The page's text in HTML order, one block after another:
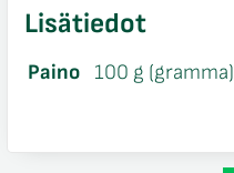
One
määrä
Lisätiedot
Paino 100 g (gramma)